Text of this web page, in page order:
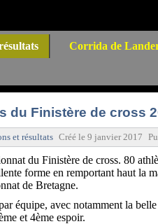
Corrida de
du Finistère de cross
et résultats Créé le 9 janvier 2017
du Finistère de cross. 80
forme en remportant haut la
de Bretagne.
équipe, avec notamment la
et 4ème espoir.